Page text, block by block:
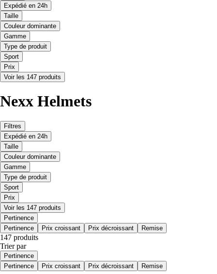
Expédié en 24h
Taille
Couleur dominante
Gamme
Type de produit
Sport
Prix
Voir les 147 produits
Nexx Helmets
Filtres
Expédié en 24h
Taille
Couleur dominante
Gamme
Type de produit
Sport
Prix
Voir les 147 produits
Pertinence
Pertinence
Prix croissant Prix décroissant Remise
147 produits
Trier par
Pertinence
Pertinence
Prix croissant Prix décroissant Remise